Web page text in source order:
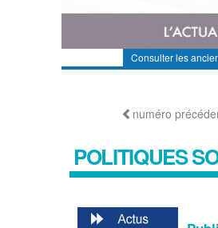
Consulter les
numéro
POLITIQUES